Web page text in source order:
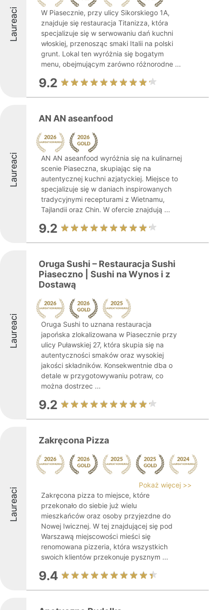
Laureaci
W Piasecznie, przy ulicy Sikorskiego 1A,
znajduje się restauracja Titanizza, która
specjalizuje się w serwowaniu dań kuchni
włoskiej, przenosząc smaki Italii na polski
grunt. Lokal ten wyróżnia się bogatym
menu, obejmującym zarówno różnorodne ...
9.2
Laureaci
AN AN aseanfood
AN AN aseanfood wyróżnia się na kulinarnej
scenie Piaseczna, skupiając się na
autentycznej kuchni azjatyckiej. Miejsce to
specjalizuje się w daniach inspirowanych
tradycyjnymi recepturami z Wietnamu,
Tajlandii oraz Chin. W ofercie znajdują ...
9.2
Laureaci
Oruga Sushi – Restauracja Sushi
Piaseczno | Sushi na Wynos i z
Dostawą
Oruga Sushi to uznana restauracja
japońska zlokalizowana w Piasecznie przy
ulicy Puławskiej 27, która skupia się na
autentyczności smaków oraz wysokiej
jakości składników. Konsekwentnie dba o
detale w przygotowywaniu potraw, co
można dostrzec ...
9.2
Laureaci
Zakręcona Pizza
Pokaż więcej >>
Zakręcona pizza to miejsce, które
przekonało do siebie już wielu
mieszkańców oraz osoby przyjezdne do
Nowej Iwicznej. W tej znajdującej się pod
Warszawą miejscowości mieści się
renomowana pizzeria, która wszystkich
swoich klientów przekonuje pysznym ...
9.4